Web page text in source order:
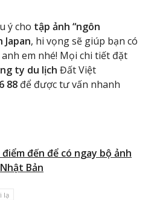
ý cho tập ảnh “ngôn
, hi vọng sẽ giúp bạn có
em nhé! Mọi chi tiết đặt
ty du lịch Đất Việt
88 để được tư vấn nhanh
điểm đến để có ngay bộ ảnh
Bản
lạ